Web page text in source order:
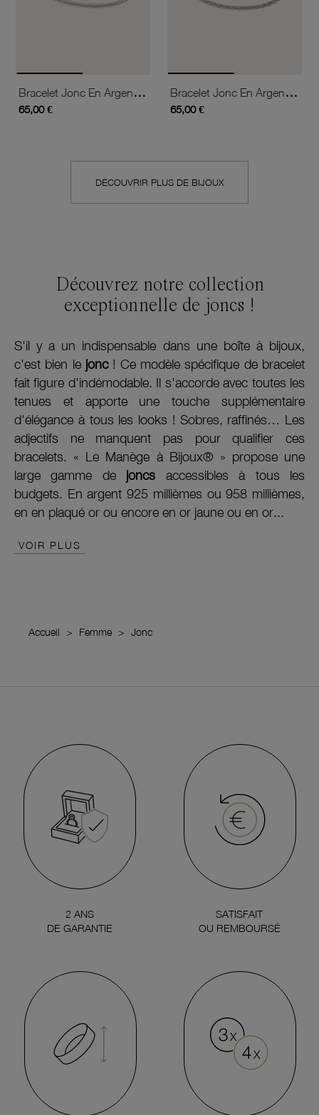
Bracelet Jonc En Argent Rhodié, Texturé
65,00 €
Bracelet Jonc En Argent Rhodié, Texturé
65,00 €
DÉCOUVRIR PLUS DE BIJOUX
Découvrez notre collection
exceptionnelle de joncs !
S'il y a un indispensable dans une boîte à bijoux,
c'est bien le jonc! Ce modèle spécifique de bracelet
fait figure d'indémodable. Il s'accorde avec toutes les
tenues et apporte une touche supplémentaire
d'élégance à tous les looks ! Sobres, raffinés… Les
adjectifs ne manquent pas pour qualifier ces
bracelets. « Le Manège à Bijoux® » propose une
large gamme de joncs accessibles à tous les
budgets. En argent 925 millièmes ou 958 millièmes,
en en plaqué or ou encore en or jaune ou en or...
VOIR PLUS
Accueil Femme Jonc
2 ANS
DE GARANTIE
SATISFAIT
OU REMBOURSÉ